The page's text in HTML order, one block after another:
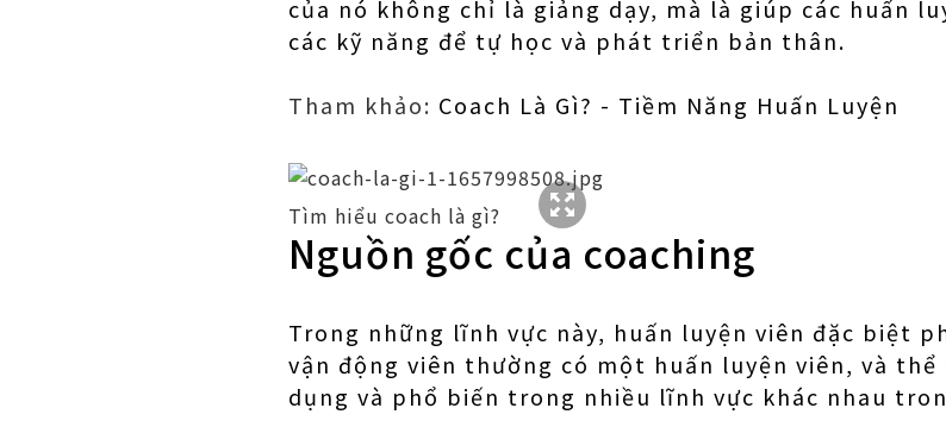
của nó không chỉ là giảng dạy, mà là giúp các huấn
các kỹ năng để tự học và phát triển bản thân.
Tham khảo: Coach Là Gì? - Tiềm Năng Huấn Luyện
Tìm hiểu coach là gì?
Nguồn gốc của coaching
Trong những lĩnh vực này, huấn luyện viên đặc biệt
vận động viên thường có một huấn luyện viên, và
dụng và phổ biến trong nhiều lĩnh vực khác nhau